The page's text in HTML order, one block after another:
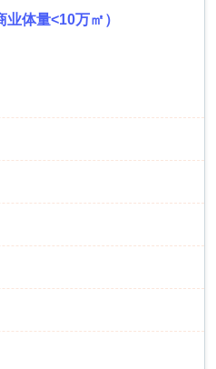
体量<10万㎡）